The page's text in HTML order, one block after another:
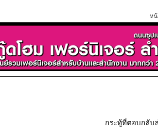
หน้
กระทู้ที่ตอบกลับ